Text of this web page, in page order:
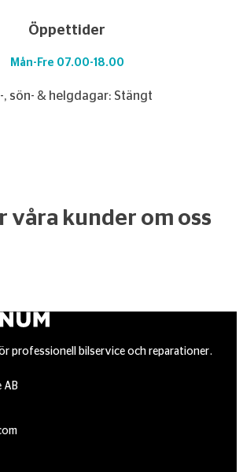
Öppettider
Mån-Fre 07.00-18.00
, sön- & helgdagar: Stängt
våra kunder om oss
professionell bilservice och reparationer.
AB